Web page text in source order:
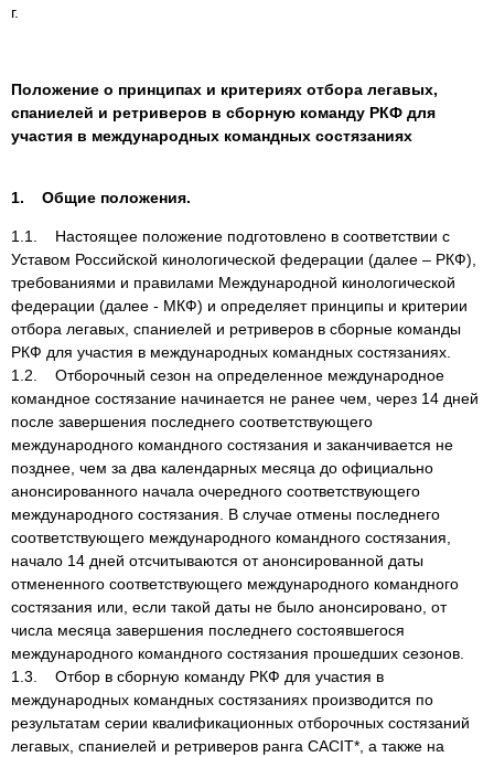
г.
Положение о принципах и критериях отбора легавых,
спаниелей и ретриверов в сборную команду РКФ для
участия в международных командных состязаниях
1. Общие положения.
1.1. Настоящее положение подготовлено в соответствии с
Уставом Российской кинологической федерации (далее – РКФ),
требованиями и правилами Международной кинологической
федерации (далее - МКФ) и определяет принципы и критерии
отбора легавых, спаниелей и ретриверов в сборные команды
РКФ для участия в международных командных состязаниях.
1.2. Отборочный сезон на определенное международное
командное состязание начинается не ранее чем, через 14 дней
после завершения последнего соответствующего
международного командного состязания и заканчивается не
позднее, чем за два календарных месяца до официально
анонсированного начала очередного соответствующего
международного состязания. В случае отмены последнего
соответствующего международного командного состязания,
начало 14 дней отсчитываются от анонсированной даты
отмененного соответствующего международного командного
состязания или, если такой даты не было анонсировано, от
числа месяца завершения последнего состоявшегося
международного командного состязания прошедших сезонов.
1.3. Отбор в сборную команду РКФ для участия в
международных командных состязаниях производится по
результатам серии квалификационных отборочных состязаний
легавых, спаниелей и ретриверов ранга САСIT*, а также на